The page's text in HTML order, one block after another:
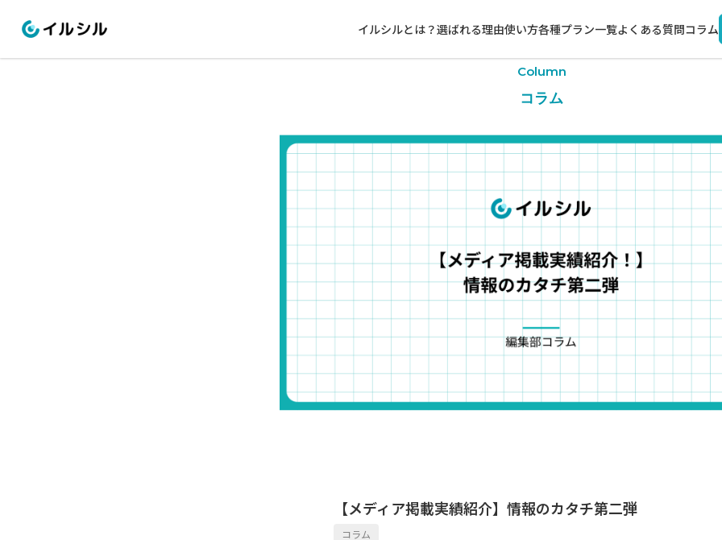
イルシルとは？選ばれる理由使い方各種プラン一覧よくある質問コラム
Column
コラム
【メディア掲載実績紹介】情報のカタチ第二弾
コラム